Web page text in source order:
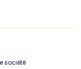
société